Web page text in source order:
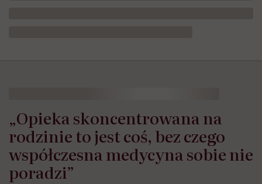
„Opieka skoncentrowana na
rodzinie to jest coś, bez czego
współczesna medycyna sobie nie
poradzi”